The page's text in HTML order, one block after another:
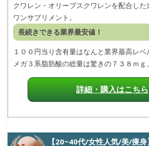
クワレン・オリーブスクワレンを配合し
ワンサプリメント。
長続きできる業界最安値！
１００円当り含有量はなんと業界最高レ
メガ３系脂肪酸の総量は驚きの７３８ｍｇ。
詳細・購入はこちら
【20~40代/女性人気/美/痩身】